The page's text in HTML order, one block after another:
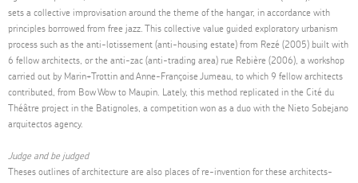
sets a collective improvisation around the theme of the hangar, in accordance with
principles borrowed from free jazz. This collective value guided exploratory urbanism
process such as the anti-lotissement (anti-housing estate) from Rezé (2005) built with
6 fellow architects, or the anti-zac (anti-trading area) rue Rebière (2006), a workshop
carried out by Marin+Trottin and Anne-Françoise Jumeau, to which 9 fellow architects
contributed, from Bow Wow to Maupin. Lately, this method replicated in the Cité du
Théâtre project in the Batignoles, a competition won as a duo with the Nieto Sobejano
arquitectos agency.
Judge and be judged
Theses outlines of architecture are also places of re-invention for these architects-